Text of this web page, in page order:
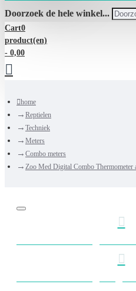
Doorzoek de hele winkel...
Cart0
product(en)
- 0,00
home
Reptielen
Techniek
Meters
Combo meters
Zoo Med Digital Combo Thermometer